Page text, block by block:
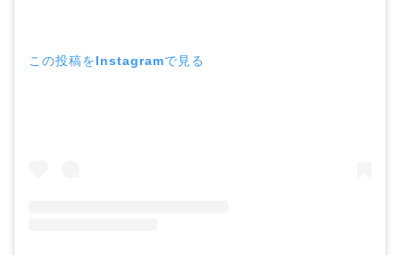
この投稿をInstagramで見る